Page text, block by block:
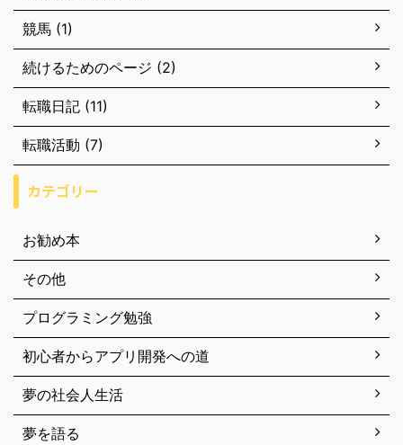
競馬 (1)
続けるためのページ (2)
転職日記 (11)
転職活動 (7)
カテゴリー
お勧め本
その他
プログラミング勉強
初心者からアプリ開発への道
夢の社会人生活
夢を語る